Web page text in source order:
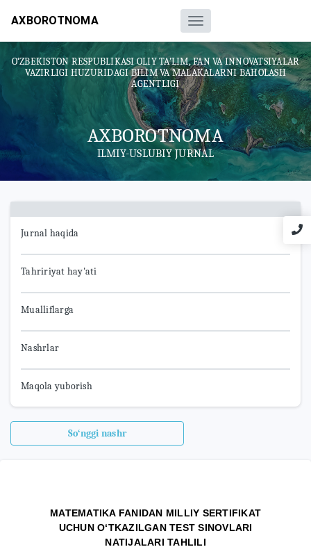
AXBOROTNOMA
O‘ZBEKISTON RESPUBLIKASI OLIY TA’LIM, FAN VA INNOVATSIYALAR
VAZIRLIGI HUZURIDAGI BILIM VA MALAKALARNI BAHOLASH
AGENTLIGI
AXBOROTNOMA
ILMIY-USLUBIY JURNAL
Jurnal haqida
Tahririyat hay'ati
Mualliflarga
Nashrlar
Maqola yuborish
So‘nggi nashr
MATEMATIKA FANIDAN MILLIY SERTIFIKAT
UCHUN OʻTKAZILGAN TEST SINOVLARI
NATIJALARI TAHLILI